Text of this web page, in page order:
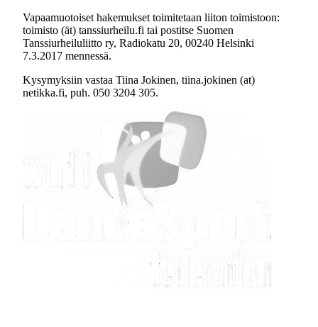
Vapaamuotoiset hakemukset toimitetaan liiton toimistoon:
toimisto (ät) tanssiurheilu.fi tai postitse Suomen
Tanssiurheiluliitto ry, Radiokatu 20, 00240 Helsinki
7.3.2017 mennessä.
Kysymyksiin vastaa Tiina Jokinen, tiina.jokinen (at)
netikka.fi, puh. 050 3204 305.